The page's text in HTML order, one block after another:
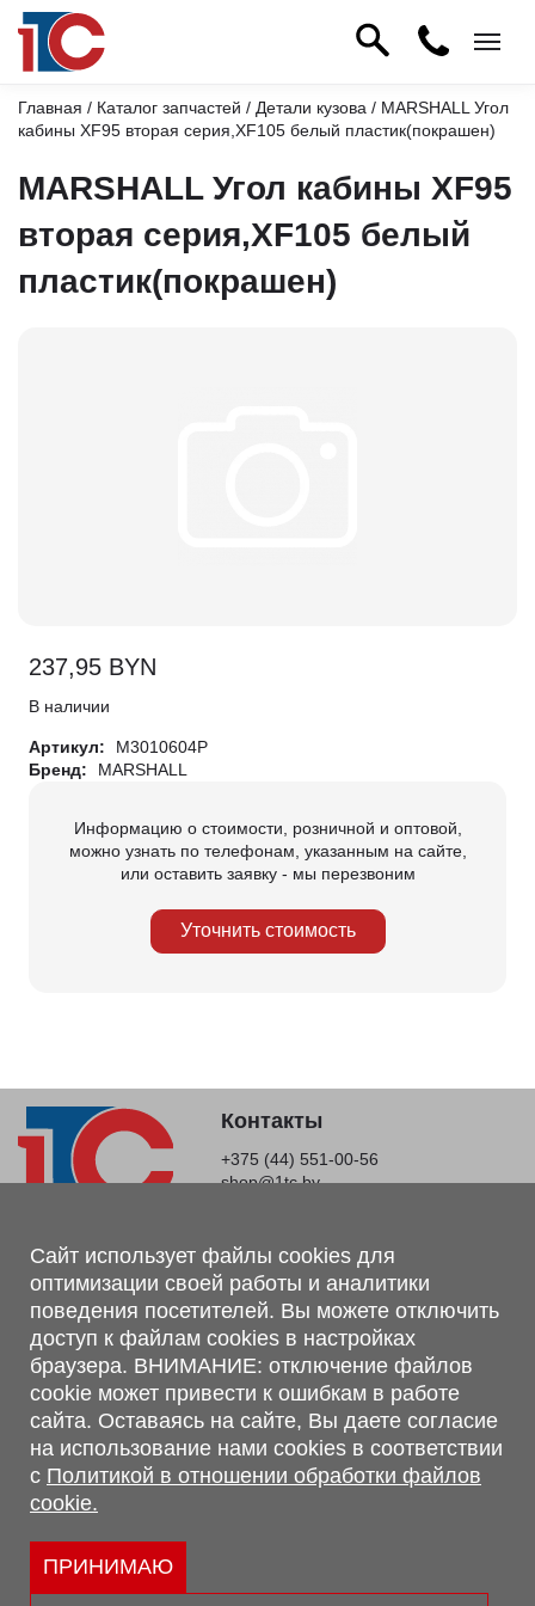
Главная / Каталог запчастей / Детали кузова / MARSHALL Угол
кабины XF95 вторая серия,XF105 белый пластик(покрашен)
MARSHALL Угол кабины XF95
вторая серия,XF105 белый
пластик(покрашен)
237,95 BYN
В наличии
Артикул:
M3010604P
Бренд:
MARSHALL
Информацию о стоимости, розничной и оптовой,
можно узнать по телефонам, указанным на сайте,
или оставить заявку - мы перезвоним
Уточнить стоимость
Контакты
+375 (44) 551-00-56
shop@1tc.by
Магазин, склад
г. Минск, Минский р-н, п. Привольный, ул. Мира, 20А,
223062
г. Брест, ул. Лейтенанта Рябцева, 108 В, 224701
Обращаем Ваше внимание, что вся предоставленная на сайте
информация, касающаяся комплектаций, технических
характеристик, цветовых сочетаний, а также стоимости и
сервисного обслуживания носит информационный характер и
не является публичной офертой, определяемой п.2 ст.407
Гражданского кодекса Республики Беларусь.
Политика обработки персональных данных
Политикой в отношении обработки файлов cookie.
Сайт использует файлы cookies для
оптимизации своей работы и аналитики
поведения посетителей. Вы можете отключить
доступ к файлам cookies в настройках
браузера. ВНИМАНИЕ: отключение файлов
cookie может привести к ошибкам в работе
сайта. Оставаясь на сайте, Вы даете согласие
на использование нами cookies в соответствии
с Политикой в отношении обработки файлов
cookie.
ПРИНИМАЮ